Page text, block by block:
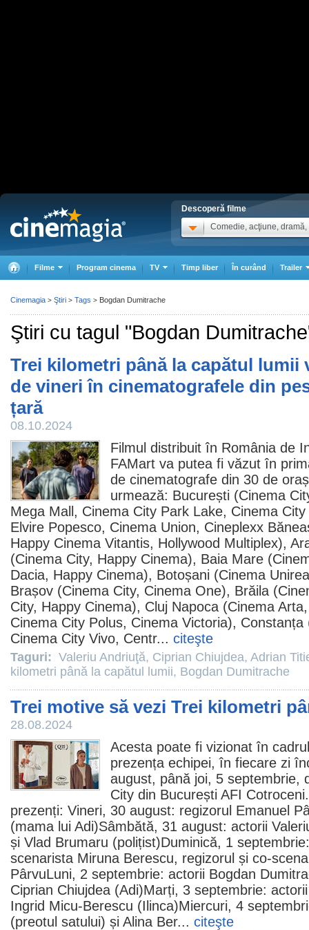
Descoperă filme
Comedie, acţiune, dramă,
Filme Program cinema TV Timp liber În curând Trailer
Ştiri cu tagul "Bogdan
Trei kilometri până la capătul lumii
de vineri în cinematografele din
țară
08.10.2024
Filmul distribuit în România de
FAMart va putea fi văzut în
de cinematografe din 30 de
urmează: București (Cinema
Mega Mall, Cinema City Park Lake, Cinema
Elvire Popesco, Cinema Union, Cineplexx
Happy Cinema Vitantis, Hollywood Multiplex),
(Cinema City, Happy Cinema), Baia Mare
Dacia, Happy Cinema), Botoșani (Cinema
Brașov (Cinema City, Cinema One), Brăila
City, Happy Cinema), Cluj Napoca (Cinema
Cinema City Polus, Cinema Victoria),
Cinema City Vivo, Centr... citeşte
Taguri: Valeriu Andriuţă, Ciprian Chiujdea, Adrian
kilometri până la capătul lumii, Bogdan Dumitrache
Trei motive să vezi Trei kilometri
28.08.2024
Acesta poate fi vizionat în
prezența echipei, în fiecare zi
august, până joi, 5 septembrie,
City din București AFI
prezenți: Vineri, 30 august: regizorul Emanuel
(mama lui Adi)Sâmbătă, 31 august: actorii
și Vlad Brumaru (polițist)Duminică, 1
scenarista Miruna Berescu, regizorul și co-
PârvuLuni, 2 septembrie: actorii Bogdan
Ciprian Chiujdea (Adi)Marți, 3 septembrie:
Ingrid Micu-Berescu (Ilinca)Miercuri, 4
(preotul satului) și Alina Ber... citeşte
Cinemagia > Ştiri > Tags > Bogdan Dumitrache